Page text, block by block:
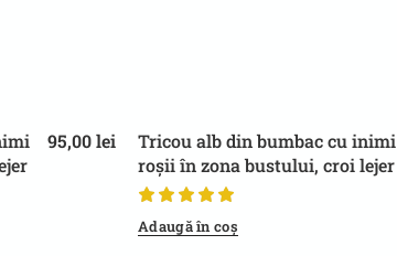
95,00lei
Tricou alb din bumbac cu inimi
roșii în zona bustului, croi lejer
și modern, pentru ținute casual
Adaugă în coș